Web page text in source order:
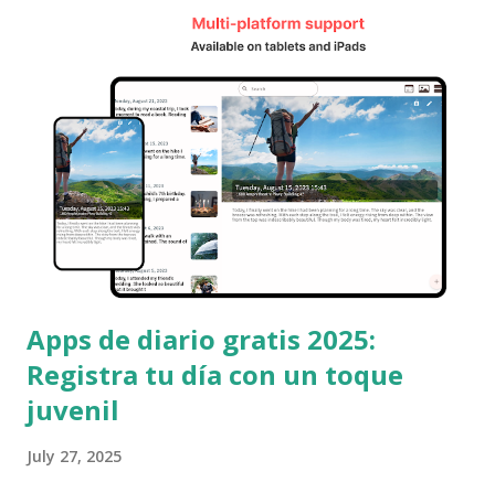
fondo de YouTube en Goodiary Configuración de música en
que elijas Fácil de usar : Solo pega el enlace del video de
YouTube Revive tus recuerdos : Al abrir el diario, la música
sonará y traerá de vuelta tus sentimientos Diario emocional
perfecto : Texto + foto + música, como si fuera una película
📌 Cómo configurar música de fondo de YouTube (4 pasos
simples) Busca música en YouTube (Elige una canción que
refl...
Apps de diario gratis 2025:
Registra tu día con un toque
juvenil
July 27, 2025